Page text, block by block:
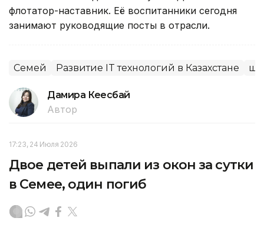
флотатор-наставник. Её воспитанники сегодня
занимают руководящие посты в отрасли.
Семей Развитие IT технологий в Казахстане
Дамира Кеңесбай
Автор
17:23, 24 Июля 2026
Двое детей выпали из окон за сутки
в Семее, один погиб